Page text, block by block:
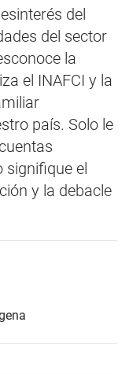
del
del sector
la
el INAFCI y la
país. Solo le
el
y la debacle